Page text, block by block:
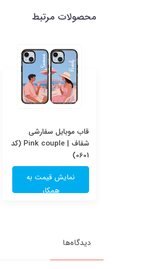
محصولات مرتبط
قاب موبایل سفارشی
شفاف | Pink couple (کد
0601)
نمایش قیمت به
همکار
دیدگاه‌ها